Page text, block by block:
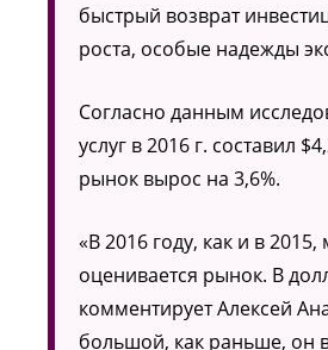
быстрый возврат
роста, особые надежды
Согласно данным
услуг в 2016 г. составил
рынок вырос на 3,6%.
«В 2016 году, как и в
оценивается рынок. В
комментирует Алексей
большой, как раньше, он